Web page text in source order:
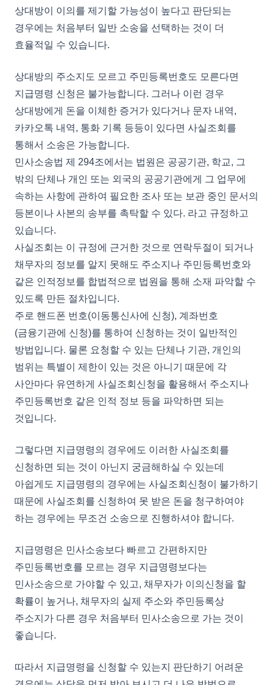
상대방이 이의를 제기할 가능성이 높다고 판단되는
경우에는 처음부터 일반 소송을 선택하는 것이 더
효율적일 수 있습니다.
상대방의 주소지도 모르고 주민등록번호도 모른다면
지급명령 신청은 불가능합니다. 그러나 이런 경우
상대방에게 돈을 이체한 증거가 있다거나 문자 내역,
카카오톡 내역, 통화 기록 등등이 있다면 사실조회를
통해서 소송은 가능합니다.
민사소송법 제 294조에서는 법원은 공공기관, 학교, 그
밖의 단체나 개인 또는 외국의 공공기관에게 그 업무에
속하는 사항에 관하여 필요한 조사 또는 보관 중인 문서의
등본이나 사본의 송부를 촉탁할 수 있다. 라고 규정하고
있습니다.
사실조회는 이 규정에 근거한 것으로 연락두절이 되거나
채무자의 정보를 알지 못해도 주소지나 주민등록번호와
같은 인적정보를 합법적으로 법원을 통해 소재 파악할 수
있도록 만든 절차입니다.
주로 핸드폰 번호(이동통신사에 신청), 계좌번호
(금융기관에 신청)를 통하여 신청하는 것이 일반적인
방법입니다. 물론 요청할 수 있는 단체나 기관, 개인의
범위는 특별이 제한이 있는 것은 아니기 때문에 각
사안마다 유연하게 사실조회신청을 활용해서 주소지나
주민등록번호 같은 인적 정보 등을 파악하면 되는
것입니다.
그렇다면 지급명령의 경우에도 이러한 사실조회를
신청하면 되는 것이 아닌지 궁금해하실 수 있는데
아쉽게도 지급명령의 경우에는 사실조회신청이 불가하기
때문에 사실조회를 신청하여 못 받은 돈을 청구하여야
하는 경우에는 무조건 소송으로 진행하셔야 합니다.
지급명령은 민사소송보다 빠르고 간편하지만
주민등록번호를 모르는 경우 지급명령보다는
민사소송으로 가야할 수 있고, 채무자가 이의신청을 할
확률이 높거나, 채무자의 실제 주소와 주민등록상
주소지가 다른 경우 처음부터 민사소송으로 가는 것이
좋습니다.
따라서 지급명령을 신청할 수 있는지 판단하기 어려운